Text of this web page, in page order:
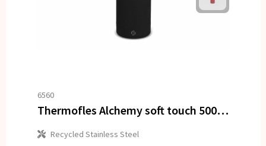
6560
Thermofles Alchemy soft touch 500ml
Recycled Stainless Steel